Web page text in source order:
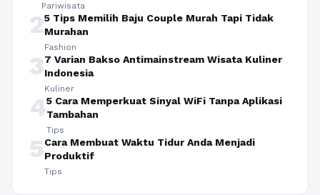
Pariwisata
25 Tips Memilih Baju Couple Murah Tapi Tidak
Murahan
Fashion
37 Varian Bakso Antimainstream Wisata Kuliner
Indonesia
Kuliner
45 Cara Memperkuat Sinyal WiFi Tanpa Aplikasi
Tambahan
Tips
5Cara Membuat Waktu Tidur Anda Menjadi
Produktif
Tips